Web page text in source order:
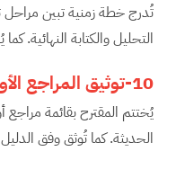
تُدرج خطة زمنية تبين مراحل
التحليل والكتابة النهائية.
10-توثيق المراجع الأولية
يُختتم المقترح بقائمة
الحديثة. كما تُوثق وفق